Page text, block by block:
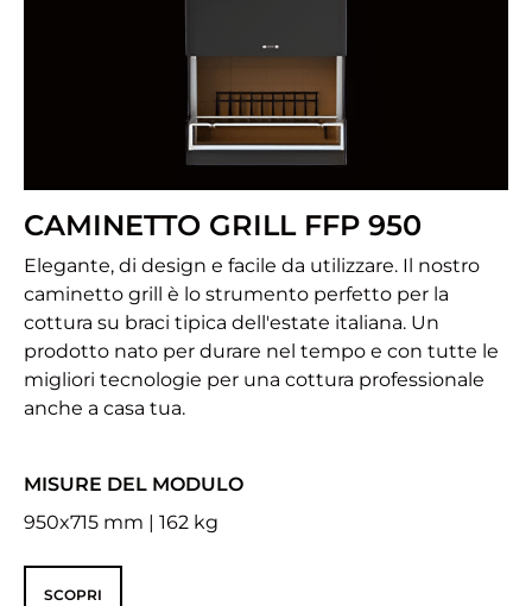
CAMINETTO GRILL FFP 950
Elegante, di design e facile da utilizzare. Il nostro
caminetto grill è lo strumento perfetto per la
cottura su braci tipica dell'estate italiana. Un
prodotto nato per durare nel tempo e con tutte le
migliori tecnologie per una cottura professionale
anche a casa tua.
MISURE DEL MODULO
950x715 mm | 162 kg
SCOPRI